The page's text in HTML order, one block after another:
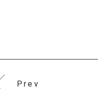
Prev